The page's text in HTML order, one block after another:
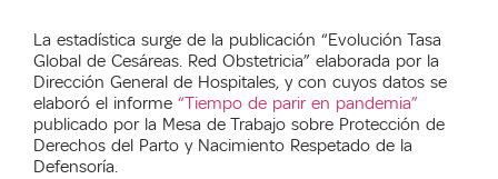
La estadística surge de la publicación “Evolución Tasa
Global de Cesáreas. Red Obstetricia” elaborada por la
Dirección General de Hospitales, y con cuyos datos se
elaboró el informe “Tiempo de parir en pandemia”
publicado por la Mesa de Trabajo sobre Protección de
Derechos del Parto y Nacimiento Respetado de la
Defensoría.